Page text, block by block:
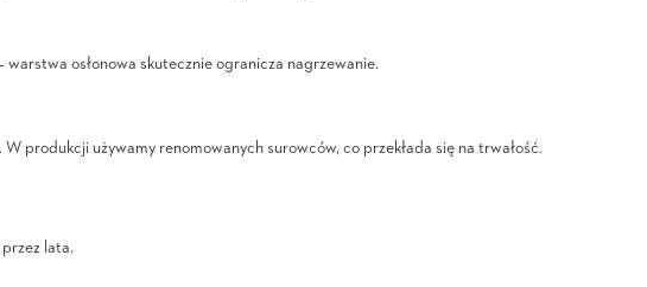
osłonowa skutecznie ogranicza nagrzewanie.
produkcji używamy renomowanych surowców, co przekłada się na trwałość.
lata.